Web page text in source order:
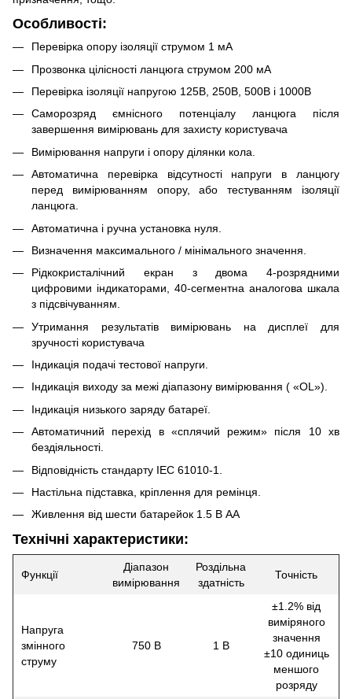
Особливості:
Перевірка опору ізоляції струмом 1 мА
Прозвонка цілісності ланцюга струмом 200 мА
Перевірка ізоляції напругою 125В, 250В, 500В і 1000В
Саморозряд ємнісного потенціалу ланцюга після
завершення вимірювань для захисту користувача
Вимірювання напруги і опору ділянки кола.
Автоматична перевірка відсутності напруги в ланцюгу
перед вимірюванням опору, або тестуванням ізоляції
ланцюга.
Автоматична і ручна установка нуля.
Визначення максимального / мінімального значення.
Рідкокристалічний екран з двома 4-розрядними
цифровими індикаторами, 40-сегментна аналогова шкала
з підсвічуванням.
Утримання результатів вимірювань на дисплеї для
зручності користувача
Індикація подачі тестової напруги.
Індикація виходу за межі діапазону вимірювання ( «OL»).
Індикація низького заряду батареї.
Автоматичний перехід в «сплячий режим» після 10 хв
бездіяльності.
Відповідність стандарту IEC 61010-1.
Настільна підставка, кріплення для ремінця.
Живлення від шести батарейок 1.5 В АА
Технічні характеристики:
Функції
Діапазон
вимірювання
Роздільна
здатність
Точність
Напруга
змінного
струму
750 В 1 В
±1.2% від
виміряного
значення
±10 одиниць
меншого
розряду